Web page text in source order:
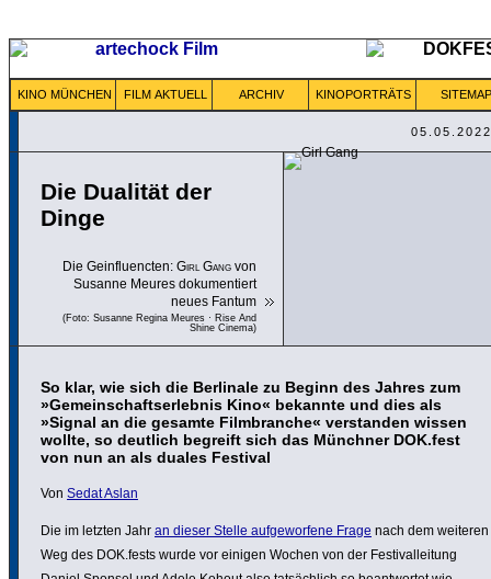
KINO MÜNCHEN FILM AKTUELL ARCHIV KINOPORTRÄTS SITEMAP
05.05.2022
Die Dualität der
Dinge
Die Geinfluencten: Girl Gang von
Susanne Meures dokumentiert
neues Fantum
(Foto: Susanne Regina Meures · Rise And
Shine Cinema)
So klar, wie sich die Berlinale zu Beginn des Jahres zum
»Gemeinschaftserlebnis Kino« bekannte und dies als
»Signal an die gesamte Filmbranche« verstanden wissen
wollte, so deutlich begreift sich das Münchner DOK.fest
von nun an als duales Festival
Von Sedat Aslan
Die im letzten Jahr an dieser Stelle aufge­wor­fene Frage nach dem weiteren
Weg des DOK.fests wurde vor einigen Wochen von der Festi­val­lei­tung